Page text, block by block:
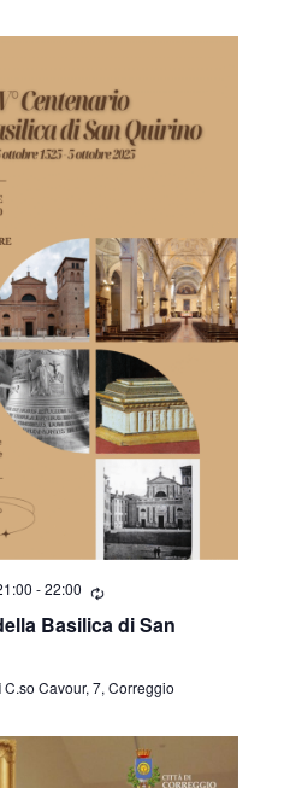
-22:00
Basilica di San
C.so Cavour, 7, Correggio